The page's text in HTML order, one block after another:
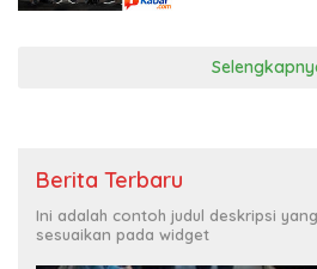
Berita Terbaru
Ini adalah contoh judul deskripsi
sesuaikan pada widget